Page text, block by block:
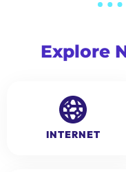
Explore
INTERNET